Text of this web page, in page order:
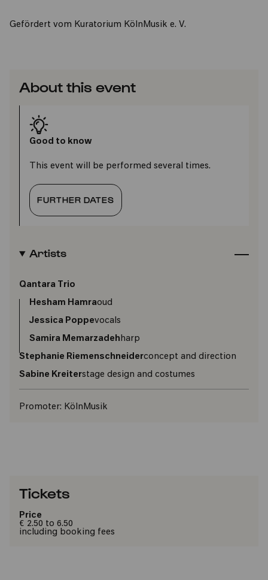
Gefördert vom Kuratorium KölnMusik e. V.
About this event
Good to know
This event will be performed several times.
FURTHER DATES
Artists
Qantara Trio
Hesham Hamraoud
Jessica Poppevocals
Samira Memarzadehharp
Stephanie Riemenschneiderconcept and direction
Sabine Kreiterstage design and costumes
Promoter: KölnMusik
Tickets
Price
€ 2.50 to 6.50
including booking fees